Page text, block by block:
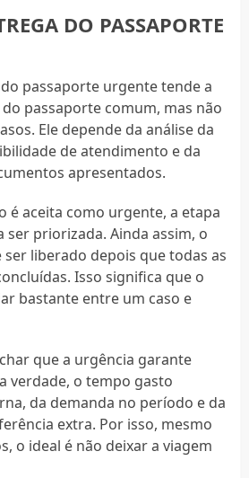
DO PASSAPORTE
passaporte urgente tende a
passaporte comum, mas não
Ele depende da análise da
de atendimento e da
apresentados.
é aceita como urgente, a etapa
ser priorizada. Ainda assim, o
liberado depois que todas as
Isso significa que o
bastante entre um caso e
que a urgência garante
verdade, o tempo gasto
da demanda no período e da
extra. Por isso, mesmo
o ideal é não deixar a viagem